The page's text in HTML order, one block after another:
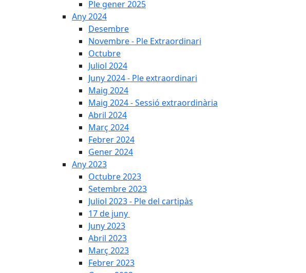
Ple gener 2025
Any 2024
Desembre
Novembre - Ple Extraordinari
Octubre
Juliol 2024
Juny 2024 - Ple extraordinari
Maig 2024
Maig 2024 - Sessió extraordinària
Abril 2024
Març 2024
Febrer 2024
Gener 2024
Any 2023
Octubre 2023
Setembre 2023
Juliol 2023 - Ple del cartipàs
17 de juny
Juny 2023
Abril 2023
Març 2023
Febrer 2023